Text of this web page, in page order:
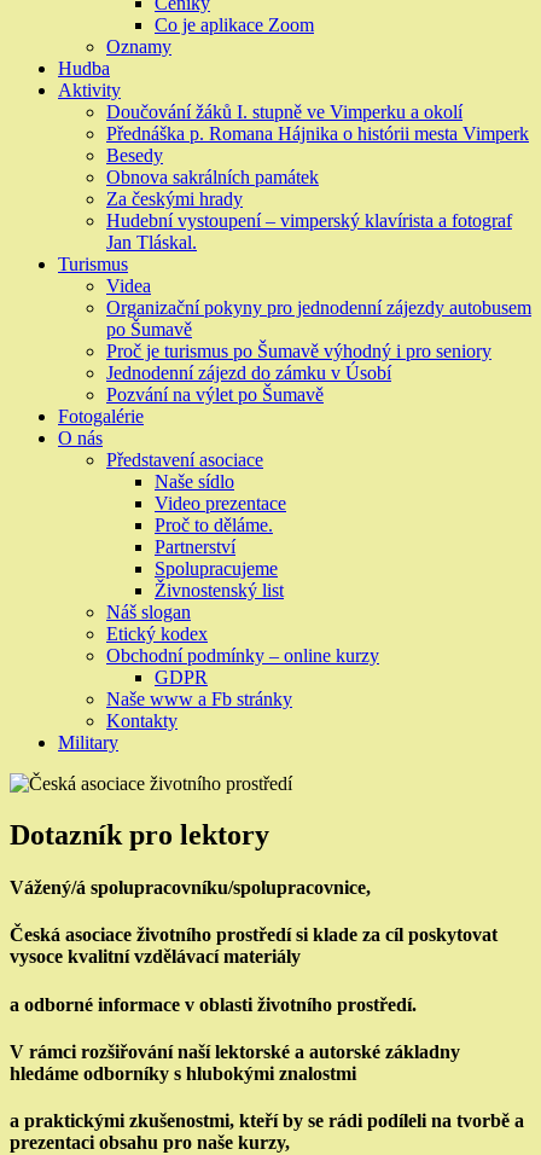
Co je aplikace Zoom
Oznamy
Hudba
Aktivity
Doučování žáků I. stupně ve Vimperku a okolí
Přednáška p. Romana Hájnika o histórii mesta Vimperk
Besedy
Obnova sakrálních památek
Za českými hrady
Hudební vystoupení – vimperský klavírista a fotograf
Jan Tláskal.
Turismus
Videa
Organizační pokyny pro jednodenní zájezdy autobusem
po Šumavě
Proč je turismus po Šumavě výhodný i pro seniory
Jednodenní zájezd do zámku v Úsobí
Pozvání na výlet po Šumavě
Fotogalérie
O nás
Představení asociace
Naše sídlo
Video prezentace
Proč to děláme.
Partnerství
Spolupracujeme
Živnostenský list
Náš slogan
Etický kodex
Obchodní podmínky – online kurzy
GDPR
Naše www a Fb stránky
Kontakty
Military
Dotazník pro lektory
Vážený/á spolupracovníku/spolupracovnice,
Česká asociace životního prostředí si klade za cíl poskytovat
vysoce kvalitní vzdělávací materiály
a odborné informace v oblasti životního prostředí.
V rámci rozšiřování naší lektorské a autorské základny
hledáme odborníky s hlubokými znalostmi
a praktickými zkušenostmi, kteří by se rádi podíleli na tvorbě a
prezentaci obsahu pro naše kurzy,